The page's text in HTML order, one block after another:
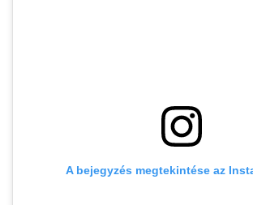
A bejegyzés megtekintése az